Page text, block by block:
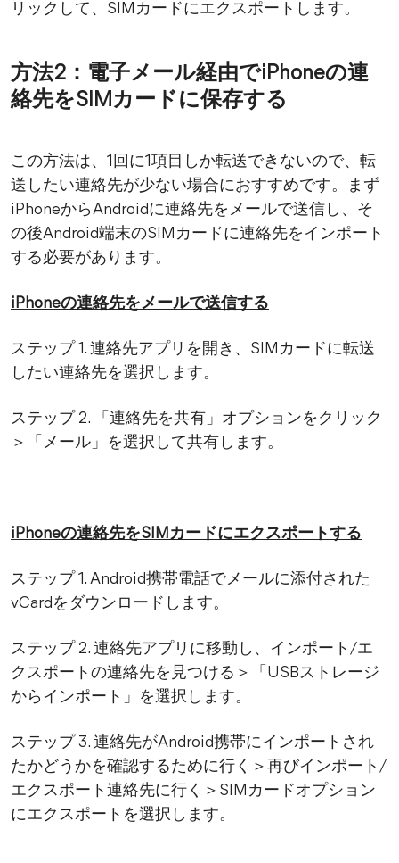
リックして、SIMカードにエクスポートします。
方法2：電子メール経由でiPhoneの連
絡先をSIMカードに保存する
この方法は、1回に1項目しか転送できないので、転
送したい連絡先が少ない場合におすすめです。まず
iPhoneからAndroidに連絡先をメールで送信し、そ
の後Android端末のSIMカードに連絡先をインポート
する必要があります。
iPhoneの連絡先をメールで送信する
ステップ 1. 連絡先アプリを開き、SIMカードに転送
したい連絡先を選択します。
ステップ 2. 「連絡先を共有」オプションをクリック
＞「メール」を選択して共有します。
iPhoneの連絡先をSIMカードにエクスポートする
ステップ 1. Android携帯電話でメールに添付された
vCardをダウンロードします。
ステップ 2. 連絡先アプリに移動し、インポート/エ
クスポートの連絡先を見つける＞「USBストレージ
からインポート」を選択します。
ステップ 3. 連絡先がAndroid携帯にインポートされ
たかどうかを確認するために行く＞再びインポート/
エクスポート連絡先に行く＞SIMカードオプション
にエクスポートを選択します。